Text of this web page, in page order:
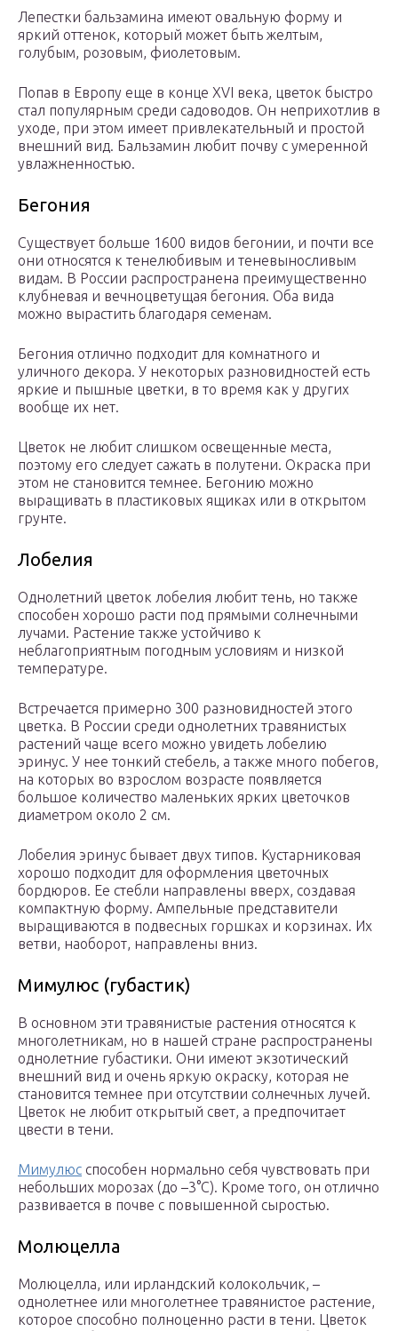
Лепестки бальзамина имеют овальную форму и
яркий оттенок, который может быть желтым,
голубым, розовым, фиолетовым.
Попав в Европу еще в конце XVI века, цветок быстро
стал популярным среди садоводов. Он неприхотлив в
уходе, при этом имеет привлекательный и простой
внешний вид. Бальзамин любит почву с умеренной
увлажненностью.
Бегония
Существует больше 1600 видов бегонии, и почти все
они относятся к тенелюбивым и теневыносливым
видам. В России распространена преимущественно
клубневая и вечноцветущая бегония. Оба вида
можно вырастить благодаря семенам.
Бегония отлично подходит для комнатного и
уличного декора. У некоторых разновидностей есть
яркие и пышные цветки, в то время как у других
вообще их нет.
Цветок не любит слишком освещенные места,
поэтому его следует сажать в полутени. Окраска при
этом не становится темнее. Бегонию можно
выращивать в пластиковых ящиках или в открытом
грунте.
Лобелия
Однолетний цветок лобелия любит тень, но также
способен хорошо расти под прямыми солнечными
лучами. Растение также устойчиво к
неблагоприятным погодным условиям и низкой
температуре.
Встречается примерно 300 разновидностей этого
цветка. В России среди однолетних травянистых
растений чаще всего можно увидеть лобелию
эринус. У нее тонкий стебель, а также много побегов,
на которых во взрослом возрасте появляется
большое количество маленьких ярких цветочков
диаметром около 2 см.
Лобелия эринус бывает двух типов. Кустарниковая
хорошо подходит для оформления цветочных
бордюров. Ее стебли направлены вверх, создавая
компактную форму. Ампельные представители
выращиваются в подвесных горшках и корзинах. Их
ветви, наоборот, направлены вниз.
Мимулюс (губастик)
В основном эти травянистые растения относятся к
многолетникам, но в нашей стране распространены
однолетние губастики. Они имеют экзотический
внешний вид и очень яркую окраску, которая не
становится темнее при отсутствии солнечных лучей.
Цветок не любит открытый свет, а предпочитает
цвести в тени.
Мимулюс способен нормально себя чувствовать при
небольших морозах (до –3°C). Кроме того, он отлично
развивается в почве с повышенной сыростью.
Молюцелла
Молюцелла, или ирландский колокольчик, –
однолетнее или многолетнее травянистое растение,
которое способно полноценно расти в тени. Цветок